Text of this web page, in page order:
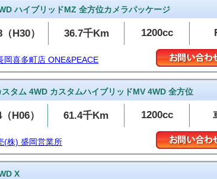
ハイブリッドMZ 全方位カメラパッケージ
H30） 36.7千Km 1200cc
岡喜多町店 ONE&PEACE
スタム 4WD カスタムハイブリッドMV 4WD 全方位
H06） 61.4千Km 1200cc
(株) 盛岡営業所
X